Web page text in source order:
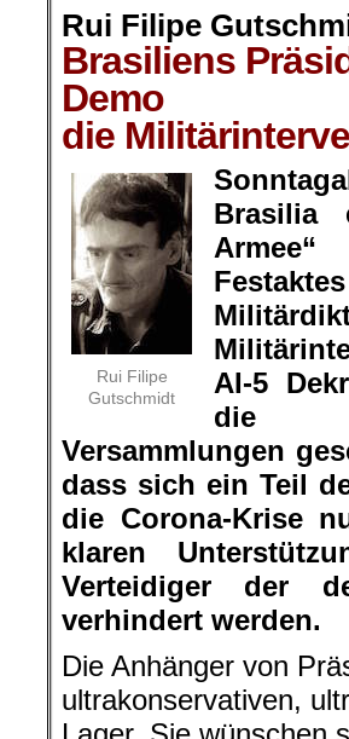
Rui Filipe
Brasiliens
Demo
die
Rui Filipe
Gutschmidt
Brasilia
AI-5
die
Versammlungen
dass sich ein Teil
die Corona-Krise
klaren
Verteidiger der
verhindert werden.
Die Anhänger von
ultrakonservativen,